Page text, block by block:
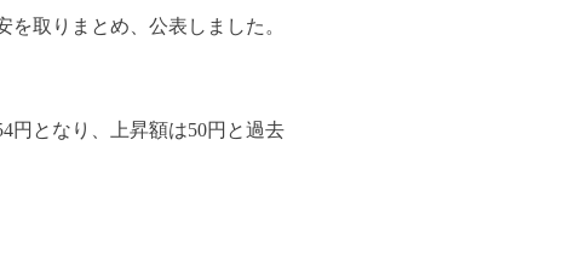
取りまとめ、公表しました。
円となり、上昇額は50円と過去